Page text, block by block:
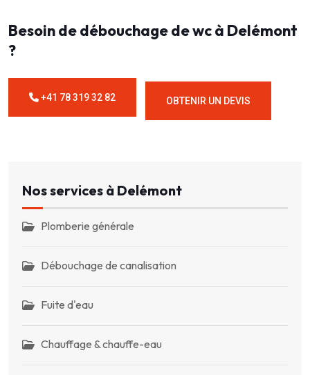
Besoin de débouchage de wc à Delémont
?
+41 78 319 32 82 OBTENIR UN DEVIS
Nos services à Delémont
Plomberie générale
Débouchage de canalisation
Fuite d'eau
Chauffage & chauffe-eau